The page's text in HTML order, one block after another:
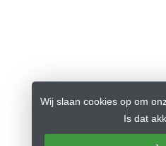
Wij slaan cookies op om
Is dat